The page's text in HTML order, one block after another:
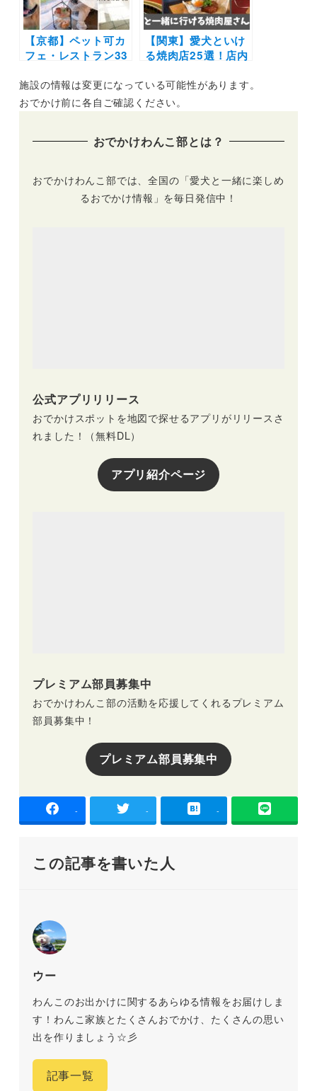
【京都】ペット可カ
フェ・レストラン33
子店やドッグラン付
きのカフェまとめ｜
【関東】愛犬といけ
る焼肉店25選！店内
ゃん用メニューがあ
るお店もご紹介（実
施設の情報は変更になっている可能性があります。
おでかけ前に各自ご確認ください。
おでかけわんこ部とは？
おでかけわんこ部では、全国の「愛犬と一緒に楽しめ
るおでかけ情報」を毎日発信中！
公式アプリリリース
おでかけスポットを地図で探せるアプリがリリースさ
れました！（無料DL）
アプリ紹介ページ
プレミアム部員募集中
おでかけわんこ部の活動を応援してくれるプレミアム
部員募集中！
プレミアム部員募集中
- - -
この記事を書いた人
ウー
わんこのお出かけに関するあらゆる情報をお届けしま
す！わんこ家族とたくさんおでかけ、たくさんの思い
出を作りましょう☆彡
記事一覧